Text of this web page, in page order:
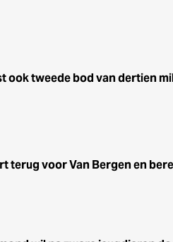
ook tweede bod van dertien
terug voor Van Bergen en